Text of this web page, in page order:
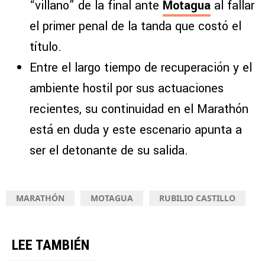
“villano” de la final ante Motagua al fallar
el primer penal de la tanda que costó el
título.
Entre el largo tiempo de recuperación y el
ambiente hostil por sus actuaciones
recientes, su continuidad en el Marathón
está en duda y este escenario apunta a
ser el detonante de su salida.
MARATHÓN MOTAGUA RUBILIO CASTILLO
LEE TAMBIÉN